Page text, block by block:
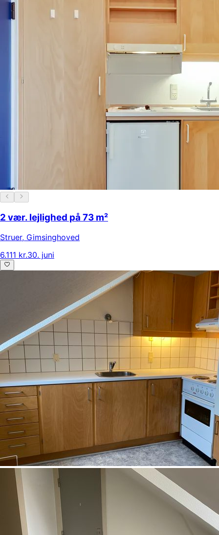
2 vær. lejlighed på 73 m²
Struer, Gimsinghoved
6.111 kr.30. juni